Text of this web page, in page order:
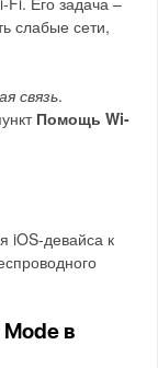
слабые сети,
связь.
Помощь Wi-
iOS-девайса к
в